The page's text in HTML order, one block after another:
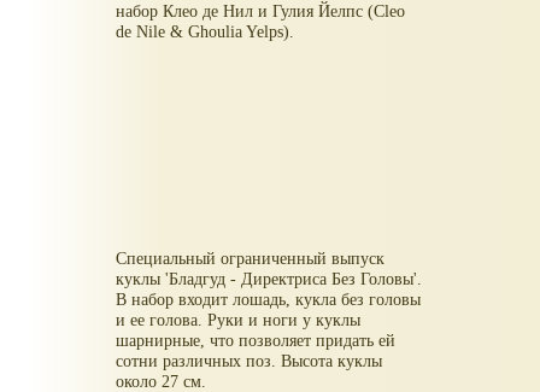
набор Клео де Нил и Гулия Йелпс (Cleo
de Nile & Ghoulia Yelps).
Специальный ограниченный выпуск
куклы 'Бладгуд - Директриса Без Головы'.
В набор входит лошадь, кукла без головы
и ее голова. Руки и ноги у куклы
шарнирные, что позволяет придать ей
сотни различных поз. Высота куклы
около 27 см.